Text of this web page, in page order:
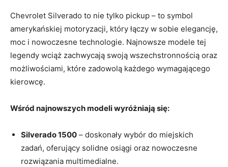
Chevrolet Silverado to nie tylko pickup – to symbol
amerykańskiej motoryzacji, który łączy w sobie elegancję,
moc i nowoczesne technologie. Najnowsze modele tej
legendy wciąż zachwycają swoją wszechstronnością oraz
możliwościami, które zadowolą każdego wymagającego
kierowcę.
Wśród najnowszych modeli wyróżniają się:
Silverado 1500 – doskonały wybór do miejskich
zadań, oferujący solidne osiągi oraz nowoczesne
rozwiązania multimedialne.